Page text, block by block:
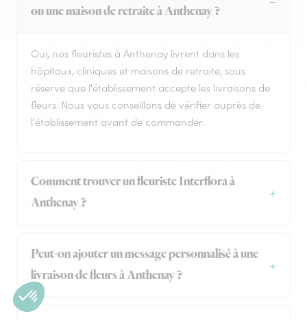
ou une maison de retraite à Anthenay ?
Oui, nos fleuristes à Anthenay livrent dans les
hôpitaux, cliniques et maisons de retraite, sous
réserve que l'établissement accepte les livraisons de
fleurs. Nous vous conseillons de vérifier auprès de
l'établissement avant de commander.
Comment trouver un fleuriste Interflora à
Anthenay ?
Peut-on ajouter un message personnalisé à une
livraison de fleurs à Anthenay ?